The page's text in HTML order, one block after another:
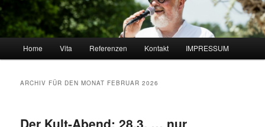
Zum Inhalt wechseln
Zum sekundären Inhalt wechseln
Home Vita Referenzen Kontakt IMPRESSUM
ARCHIV FÜR DEN MONAT FEBRUAR 2026
Der Kult-Abend: 28.3. … nur